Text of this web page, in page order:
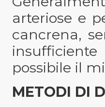
arteriose e
cancrena,
possibile il
METODI DI